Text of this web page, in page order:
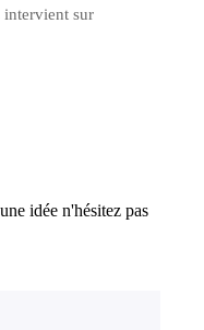
intervient sur
idée n'hésitez pas